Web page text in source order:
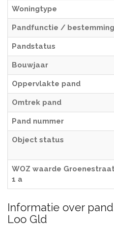
Woningtype
Pandfunctie / bestemming
Pandstatus
Bouwjaar
Oppervlakte pand
Omtrek pand
Pand nummer
Object status
WOZ waarde
1 a
Informatie over
Loo Gld